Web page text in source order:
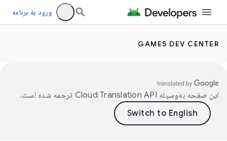
ورود به برنامه
GAMES DEV CENTER
این صفحه به‌وسیله ترجمه شده است.